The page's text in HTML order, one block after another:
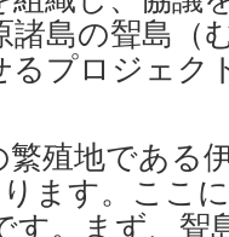
諸島の聟島（
るプロジェク
殖地である
ます。ここ
す。まず、聟